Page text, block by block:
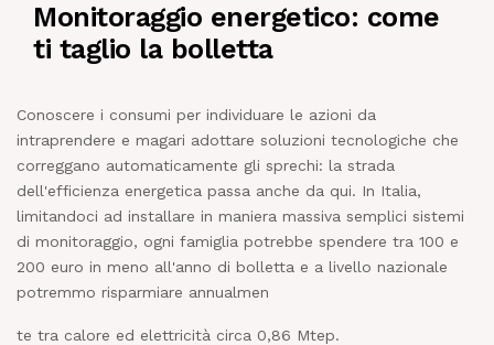
IN JOB
CONTATTI
Monitoraggio energetico: come
ti taglio la bolletta
Conoscere i consumi per individuare le azioni da
intraprendere e magari adottare soluzioni tecnologiche che
correggano automaticamente gli sprechi: la strada
dell'efficienza energetica passa anche da qui. In Italia,
limitandoci ad installare in maniera massiva semplici sistemi
di monitoraggio, ogni famiglia potrebbe spendere tra 100 e
200 euro in meno all'anno di bolletta e a livello nazionale
potremmo risparmiare annualmen
te tra calore ed elettricità circa 0,86 Mtep.